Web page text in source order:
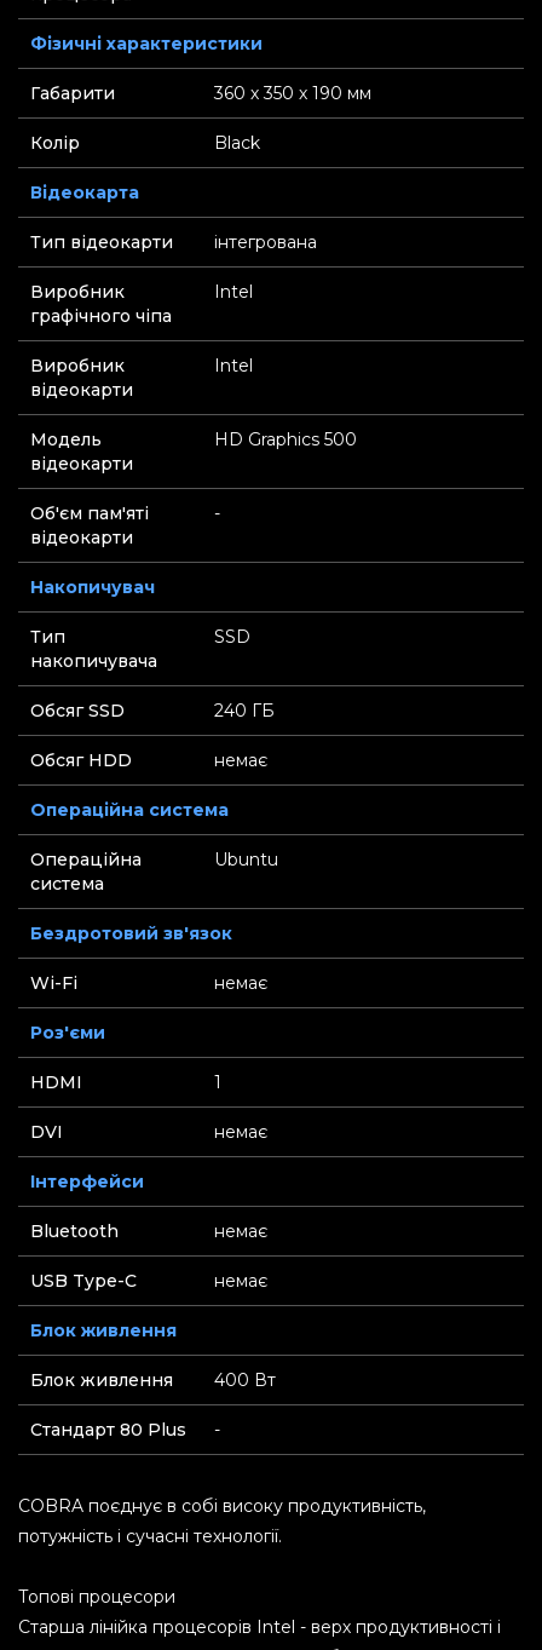
Фізичні характеристики
Габарити 360 х 350 х 190 мм
Колір Black
Відеокарта
Тип відеокарти інтегрована
Виробник
графічного чіпа
Intel
Виробник
відеокарти
Intel
Модель
відеокарти
HD Graphics 500
Об'єм пам'яті
відеокарти
-
Накопичувач
Тип
накопичувача
SSD
Обсяг SSD 240 ГБ
Обсяг HDD немає
Операційна система
Операційна
система
Ubuntu
Бездротовий зв'язок
Wi-Fi немає
Роз'єми
HDMI 1
DVI немає
Інтерфейси
Bluetooth немає
USB Type-C немає
Блок живлення
Блок живлення 400 Вт
Стандарт 80 Plus -
COBRA поєднує в собі високу продуктивність,
потужність і сучасні технології.
Топові процесори
Старша лінійка процесорів Intel - верх продуктивності і